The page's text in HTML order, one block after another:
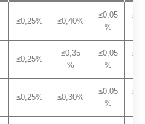
≤0,25% ≤0,40%
≤0,05
%
≤0,25%
≤0,35
%
≤0,05
%
≤0,25% ≤0,30%
≤0,05
%